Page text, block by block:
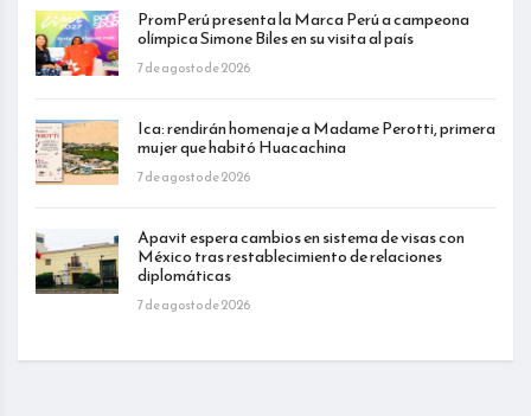
PromPerú presenta la Marca Perú a campeona
olímpica Simone Biles en su visita al país
7 de agosto de 2026
Ica: rendirán homenaje a Madame Perotti, primera
mujer que habitó Huacachina
7 de agosto de 2026
Apavit espera cambios en sistema de visas con
México tras restablecimiento de relaciones
diplomáticas
7 de agosto de 2026